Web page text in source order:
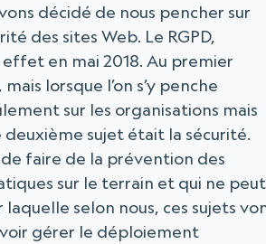
décidé de nous pencher sur
des sites Web. Le RGPD,
en mai 2018. Au premier
lorsque l’on s’y penche
sur les organisations mais
sujet était la sécurité.
faire de la prévention des
sur le terrain et qui ne peut
selon nous, ces sujets
gérer le déploiement